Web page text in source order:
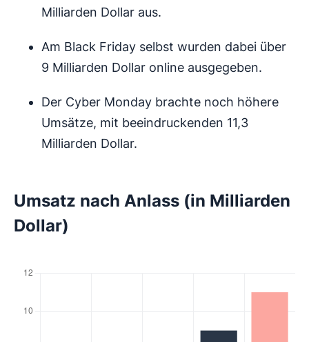
Milliarden Dollar aus.
Am Black Friday selbst wurden dabei über
9 Milliarden Dollar online ausgegeben.
Der Cyber Monday brachte noch höhere
Umsätze, mit beeindruckenden 11,3
Milliarden Dollar.
Umsatz nach Anlass (in Milliarden
Dollar)